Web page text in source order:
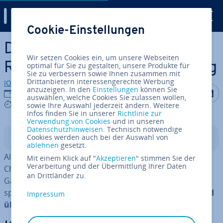
Zum Haupt­in­halt springen
Discord: So funk­tio­niert die
Re­gis­trie­rung und Anmeldung
IONOS Redaktion
01.06.2022
2 mins
Auf Auf
In­halts­ver­zeich­nis
Als Al­ter­na­ti­ve zu Skype, WhatsApp und anderen Social-
Chat-Pro­gram­men hat sich Discord vor allem bei
Gamern etabliert. Die Discord-Re­gis­trie­rung und das
spätere Login sind über den Browser bzw.
Desktop und
über eine App kostenlos
Cookie-Einstellungen
Wir setzen Cookies ein, um unsere Webseiten
optimal für Sie zu gestalten, unsere Produkte für
Sie zu verbessern sowie Ihnen zusammen mit
Drittanbietern interessengerechte Werbung
anzuzeigen. In den Einstellungen können Sie
auswählen, welche Cookies Sie zulassen wollen,
sowie Ihre Auswahl jederzeit ändern. Weitere
Infos finden Sie in unserer Richtlinie zur
Verwendung von Cookies und in unseren
Datenschutzhinweisen. Technisch notwendige
Cookies werden auch bei der Auswahl von
ablehnen gesetzt.
Mit einem Klick auf "Akzeptieren" stimmen Sie der
Verarbeitung und der Übermittlung Ihrer Daten
an Drittländer zu.
Impressum